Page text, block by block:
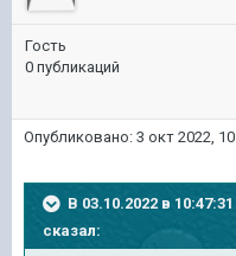
Гость
0 публикаций
Опубликовано: 3 окт 2022,
В 03.10.2022 в
сказал: